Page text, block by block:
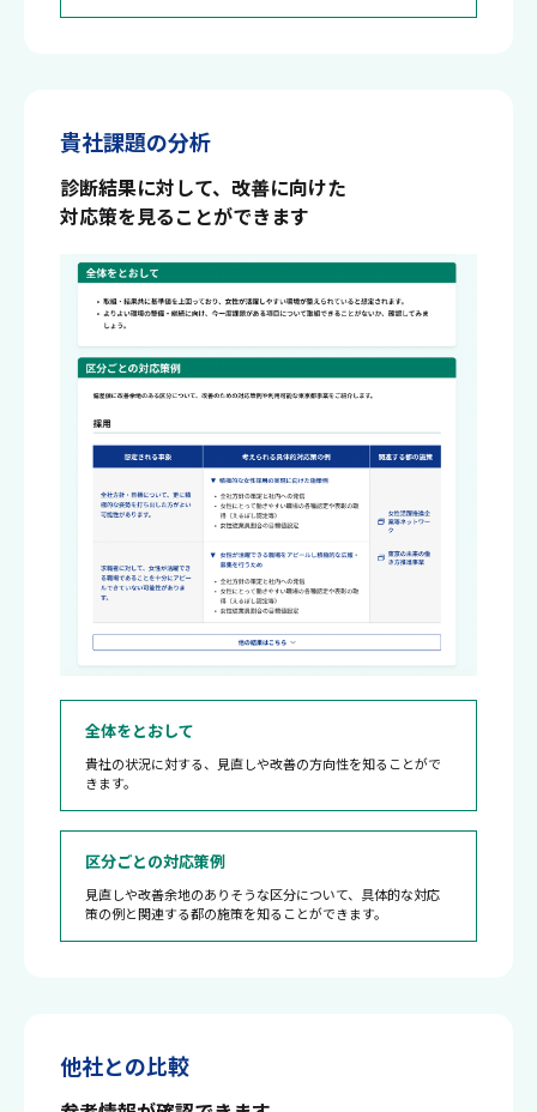
貴社課題の分析
診断結果に対して、改善に向けた
対応策を見ることができます
全体をとおして
貴社の状況に対する、見直しや改善の方向性を知ることがで
きます。
区分ごとの対応策例
見直しや改善余地のありそうな区分について、具体的な対応
策の例と関連する都の施策を知ることができます。
他社との比較